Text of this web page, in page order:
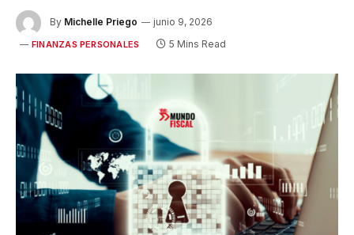
By Michelle Priego junio 9, 2026
FINANZAS PERSONALES 5 Mins Read